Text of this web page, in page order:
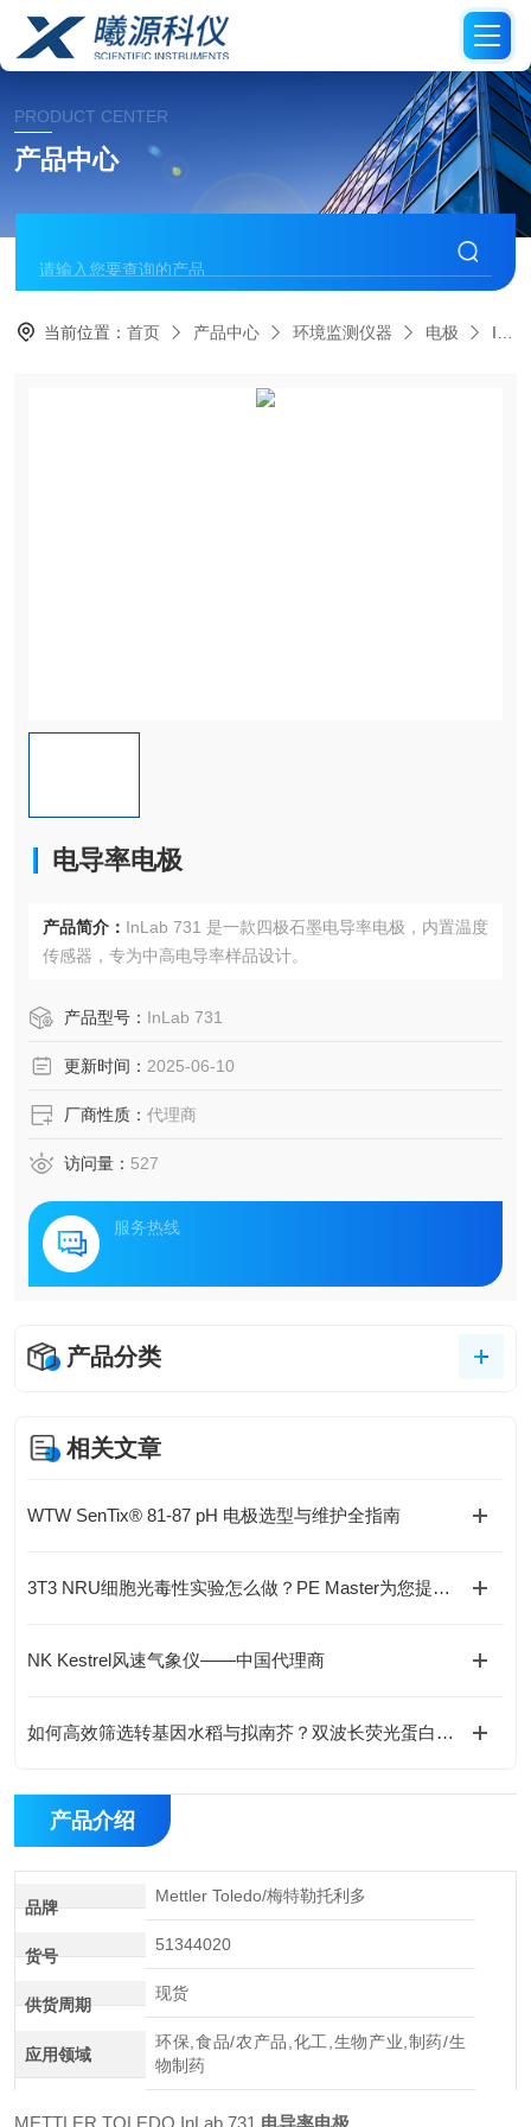
PRODUCT CENTER
产品中心
当前位置：首页 产品中心 环境监测仪器 电极 InLab 731电导率电极
电导率电极
产品简介： InLab 731 是一款四极石墨电导率电极，内置温度
传感器，专为中高电导率样品设计。
产品型号： InLab 731
更新时间： 2025-06-10
厂商性质： 代理商
访问量： 527
服务热线
产品分类
相关文章
WTW SenTix® 81-87 pH 电极选型与维护全指南
3T3 NRU细胞光毒性实验怎么做？PE Master为您提供合规替代方案
NK Kestrel风速气象仪——中国代理商
如何高效筛选转基因水稻与拟南芥？双波长荧光蛋白观测灯应用指南
产品介绍
品牌
Mettler Toledo/梅特勒托利多
货号
51344020
供货周期
现货
应用领域
环保,食品/农产品,化工,生物产业,制药/生
物制药
METTLER TOLEDO InLab 731 电导率电极